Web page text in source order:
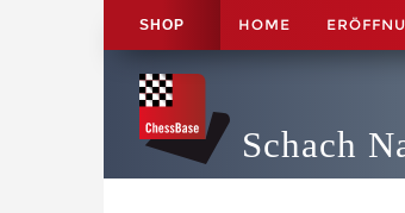
SHOP HOME
Schach